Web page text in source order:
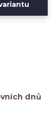
dnů